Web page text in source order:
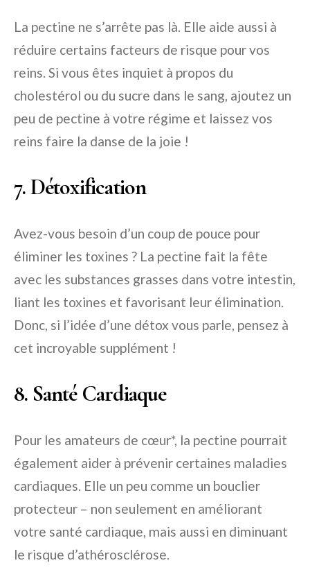
La pectine ne s’arrête pas là. Elle aide aussi à
réduire certains facteurs de risque pour vos
reins. Si vous êtes inquiet à propos du
cholestérol ou du sucre dans le sang, ajoutez un
peu de pectine à votre régime et laissez vos
reins faire la danse de la joie !
7. Détoxification
Avez-vous besoin d’un coup de pouce pour
éliminer les toxines ? La pectine fait la fête
avec les substances grasses dans votre intestin,
liant les toxines et favorisant leur élimination.
Donc, si l’idée d’une détox vous parle, pensez à
cet incroyable supplément !
8. Santé Cardiaque
Pour les amateurs de cœur*, la pectine pourrait
également aider à prévenir certaines maladies
cardiaques. Elle un peu comme un bouclier
protecteur – non seulement en améliorant
votre santé cardiaque, mais aussi en diminuant
le risque d’athérosclérose.